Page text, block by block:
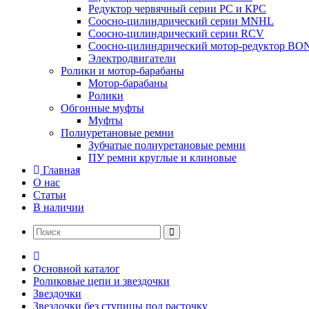
Редуктор червячный серии РС и КРС
Соосно-цилиндрический серии MNHL
Соосно-цилиндрический серии RCV
Соосно-цилиндрический мотор-редуктор
Электродвигатели
Ролики и мотор-барабаны
Мотор-барабаны
Ролики
Обгонные муфты
Муфты
Полиуретановые ремни
Зубчатые полиуретановые ремни
ПУ ремни круглые и клиновые
Главная
О нас
Статьи
В наличии
Основной каталог
Роликовые цепи и звездочки
Звездочки
Звездочки без ступицы под расточку